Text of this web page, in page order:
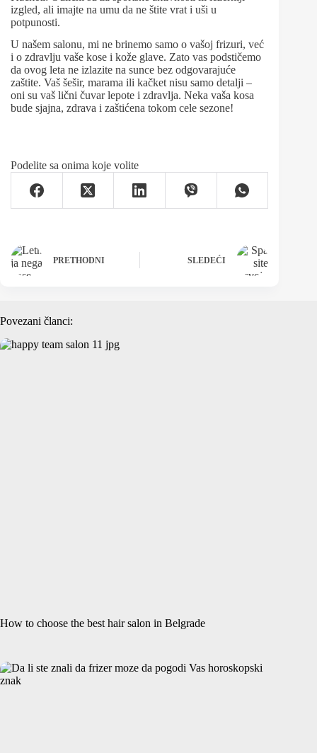
izgled, ali imajte na umu da ne štite vrat i uši u
potpunosti.
U našem salonu, mi ne brinemo samo o vašoj frizuri, već
i o zdravlju vaše kose i kože glave. Zato vas podstičemo
da ovog leta ne izlazite na sunce bez odgovarajuće
zaštite. Vaš šešir, marama ili kačket nisu samo detalji –
oni su vaš lični čuvar lepote i zdravlja. Neka vaša kosa
bude sjajna, zdrava i zaštićena tokom cele sezone!
Podelite sa onima koje volite
PRETHODNI SLEDEĆI
Povezani članci:
How to choose the best hair salon in Belgrade